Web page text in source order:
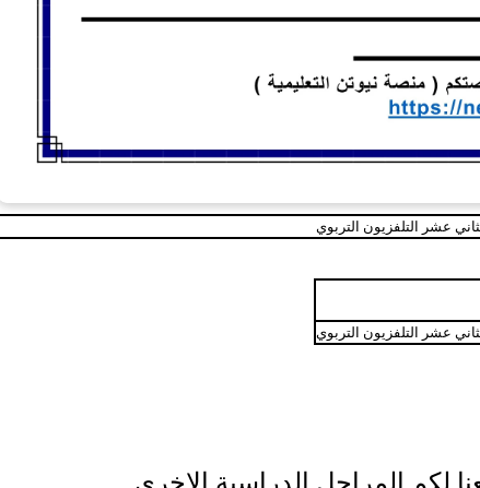
عشر التلفزيون التربوي
عشر التلفزيون التربوي